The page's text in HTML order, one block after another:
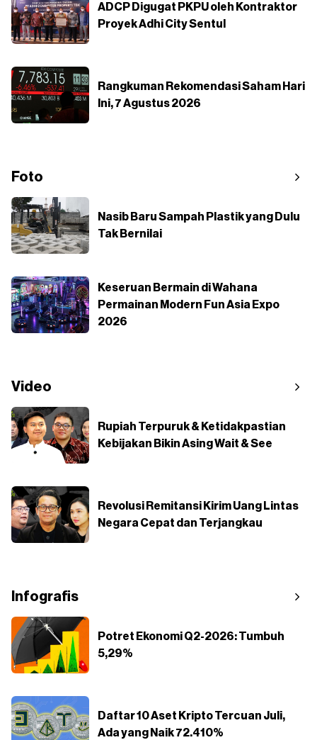
ADCP Digugat PKPU oleh Kontraktor
Proyek Adhi City Sentul
Rangkuman Rekomendasi Saham Hari
Ini, 7 Agustus 2026
Foto
Nasib Baru Sampah Plastik yang Dulu
Tak Bernilai
Keseruan Bermain di Wahana
Permainan Modern Fun Asia Expo
2026
Video
Rupiah Terpuruk & Ketidakpastian
Kebijakan Bikin Asing Wait & See
Revolusi Remitansi Kirim Uang Lintas
Negara Cepat dan Terjangkau
Infografis
Potret Ekonomi Q2-2026: Tumbuh
5,29%
Daftar 10 Aset Kripto Tercuan Juli,
Ada yang Naik 72.410%